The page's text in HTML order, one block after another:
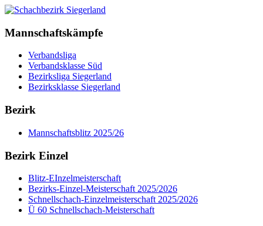
Mannschaftskämpfe
Verbandsliga
Verbandsklasse Süd
Bezirksliga Siegerland
Bezirksklasse Siegerland
Bezirk
Mannschaftsblitz 2025/26
Bezirk Einzel
Blitz-EInzelmeisterschaft
Bezirks-Einzel-Meisterschaft 2025/2026
Schnellschach-Einzelmeisterschaft 2025/2026
Ü 60 Schnellschach-Meisterschaft